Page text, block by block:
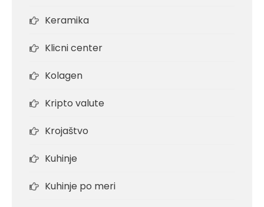
Keramika
Klicni center
Kolagen
Kripto valute
Krojaštvo
Kuhinje
Kuhinje po meri